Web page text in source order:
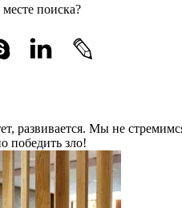
поиска?
развивается. Мы не
победить зло!